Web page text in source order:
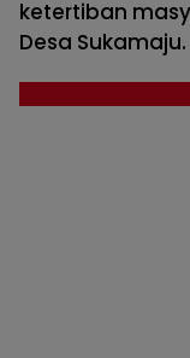
ketertiban
Desa Sukamaju.